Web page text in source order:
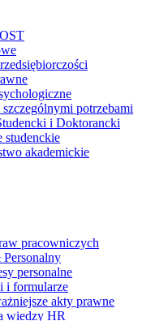
szczególnymi potrzebami
i Doktorancki
studenckie
akademickie
pracowniczych
Personalny
personalne
i formularze
akty prawne
wiedzy HR